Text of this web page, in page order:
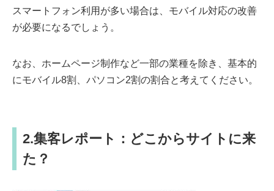
スマートフォン利用が多い場合は、モバイル対応の改善
が必要になるでしょう。
なお、ホームページ制作など一部の業種を除き、基本的
にモバイル8割、パソコン2割の割合と考えてください。
2.集客レポート：どこからサイトに来
た？